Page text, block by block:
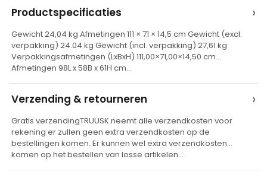
a
t
v
e
Productspecificaties ›
Gewicht 24,04 kg Afmetingen 111 × 71 × 14,5 cm Gewicht (excl.
verpakking) 24.04 kg Gewicht (incl. verpakking) 27,61 kg
Verpakkingsafmetingen (LxBxH) 111,00×71,00×14,50 cm
Afmetingen 98L x 58B x 61H cm…
Verzending & retourneren ›
Gratis verzendingTRUUSK neemt alle verzendkosten voor
rekening er zullen geen extra verzendkosten op de
bestellingen komen. Er kunnen wel extra verzendkosten
komen op het bestellen van losse artikelen…